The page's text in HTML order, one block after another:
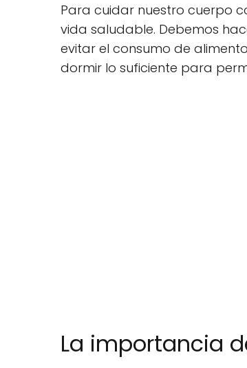
Para cuidar nuestro cuerpo
vida saludable. Debemos
evitar el consumo de
dormir lo suficiente para
La importancia